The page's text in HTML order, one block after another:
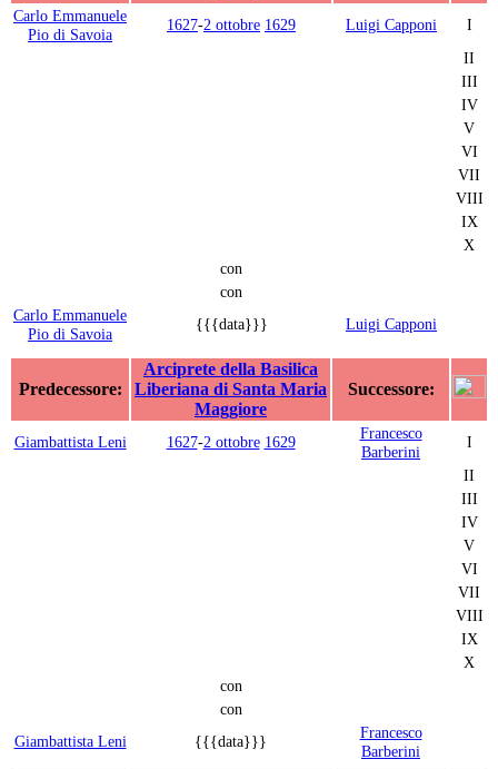
Carlo Emmanuele
Pio di Savoia
1627-2 ottobre 1629 Luigi Capponi
I
II
III
IV
V
VI
VII
VIII
IX
X
con
con
Carlo Emmanuele
Pio di Savoia
{{{data}}} Luigi Capponi
Predecessore:
Arciprete della Basilica
Liberiana di Santa Maria
Maggiore
Successore:
Giambattista Leni 1627-2 ottobre 1629
Francesco
Barberini
I
II
III
IV
V
VI
VII
VIII
IX
X
con
con
Giambattista Leni
{{{data}}}
Francesco
Barberini